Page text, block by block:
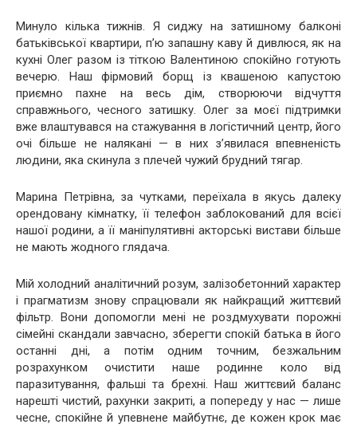
Минуло кілька тижнів. Я сиджу на затишному балконі
батьківської квартири, п’ю запашну каву й дивлюся, як на
кухні Олег разом із тіткою Валентиною спокійно готують
вечерю. Наш фірмовий борщ із квашеною капустою
приємно пахне на весь дім, створюючи відчуття
справжнього, чесного затишку. Олег за моєї підтримки
вже влаштувався на стажування в логістичний центр, його
очі більше не налякані — в них з’явилася впевненість
людини, яка скинула з плечей чужий брудний тягар.
Марина Петрівна, за чутками, переїхала в якусь далеку
орендовану кімнатку, її телефон заблокований для всієї
нашої родини, а її маніпулятивні акторські вистави більше
не мають жодного глядача.
Мій холодний аналітичний розум, залізобетонний характер
і прагматизм знову спрацювали як найкращий життєвий
фільтр. Вони допомогли мені не роздмухувати порожні
сімейні скандали завчасно, зберегти спокій батька в його
останні дні, а потім одним точним, безжальним
розрахунком очистити наше родинне коло від
паразитування, фальші та брехні. Наш життєвий баланс
нарешті чистий, рахунки закриті, а попереду у нас — лише
чесне, спокійне й упевнене майбутнє, де кожен крок має